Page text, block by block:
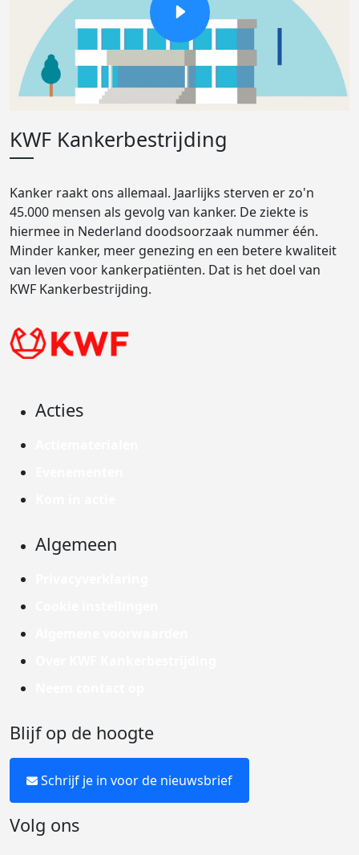
KWF Kankerbestrijding
Kanker raakt ons allemaal. Jaarlijks sterven er zo'n
45.000 mensen als gevolg van kanker. De ziekte is
hiermee in Nederland doodsoorzaak nummer één.
Minder kanker, meer genezing en een betere kwaliteit
van leven voor kankerpatiënten. Dat is het doel van
KWF Kankerbestrijding.
Acties
Algemeen
Blijf op de hoogte
Schrijf je in voor de nieuwsbrief
Volg ons